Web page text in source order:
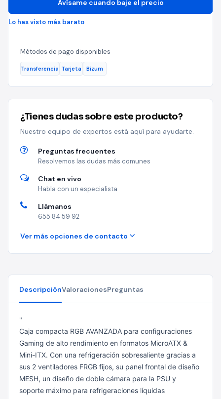
Avísame cuando baje el precio
Lo has visto más barato
Métodos de pago disponibles
Transferencia Tarjeta Bizum
¿Tienes dudas sobre este producto?
Nuestro equipo de expertos está aquí para ayudarte.
Preguntas frecuentes
Resolvemos las dudas más comunes
Chat en vivo
Habla con un especialista
Llámanos
655 84 59 92
Ver más opciones de contacto
DescripciónValoracionesPreguntas
"
Caja compacta RGB AVANZADA para configuraciones
Gaming de alto rendimiento en formatos MicroATX &
Mini-ITX. Con una refrigeración sobresaliente gracias a
sus 2 ventiladores FRGB fijos, su panel frontal de diseño
MESH, un diseño de doble cámara para la PSU y
soporte máximo para refrigeraciones líquidas